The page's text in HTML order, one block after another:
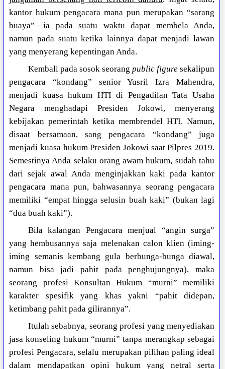
kantor hukum pengacara mana pun merupakan “sarang
buaya”—ia pada suatu waktu dapat membela Anda,
namun pada suatu ketika lainnya dapat menjadi lawan
yang menyerang kepentingan Anda.
Kembali pada sosok seorang public figure sekalipun
pengacara “kondang” senior Yusril Izra Mahendra,
menjadi kuasa hukum HTI di Pengadilan Tata Usaha
Negara menghadapi Presiden Jokowi, menyerang
kebijakan pemerintah ketika membrendel HTI. Namun,
disaat bersamaan, sang pengacara “kondang” juga
menjadi kuasa hukum Presiden Jokowi saat Pilpres 2019.
Semestinya Anda selaku orang awam hukum, sudah tahu
dari sejak awal Anda menginjakkan kaki pada kantor
pengacara mana pun, bahwasannya seorang pengacara
memiliki “empat hingga selusin buah kaki” (bukan lagi
“dua buah kaki”).
Bila kalangan Pengacara menjual “angin surga”
yang hembusannya saja melenakan calon klien (iming-
iming semanis kembang gula berbunga-bunga diawal,
namun bisa jadi pahit pada penghujungnya), maka
seorang profesi Konsultan Hukum “murni” memiliki
karakter spesifik yang khas yakni “pahit didepan,
ketimbang pahit pada gilirannya”.
Itulah sebabnya, seorang profesi yang menyediakan
jasa konseling hukum “murni” tanpa merangkap sebagai
profesi Pengacara, selalu merupakan pilihan paling ideal
dalam mendapatkan opini hukum yang netral serta